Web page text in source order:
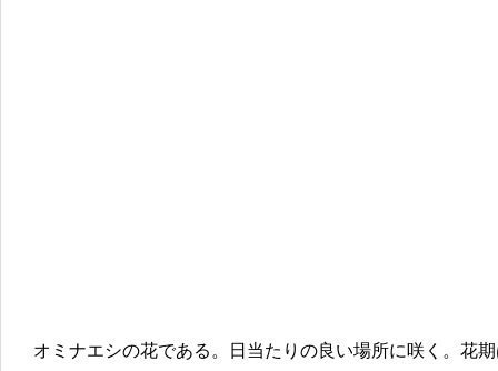
オミナエシの花である。日当たりの良い場所に咲く。花